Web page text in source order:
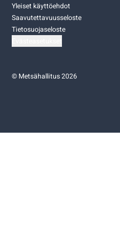
Yleiset käyttöehdot
Saavutettavuusseloste
Tietosuojaseloste
©Metsähallitus 2026